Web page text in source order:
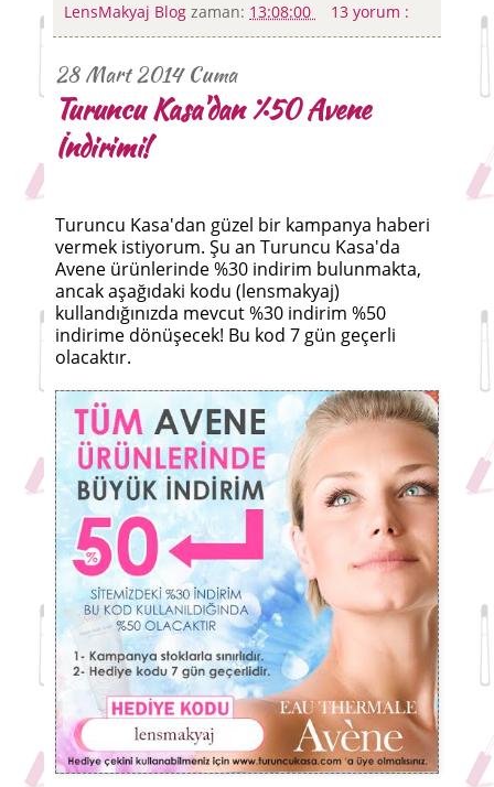
LensMakyaj Blog zaman: 13:08:00 13 yorum :
28 Mart 2014 Cuma
Turuncu Kasa'dan %50 Avene
İndirimi!
Turuncu Kasa'dan güzel bir kampanya haberi
vermek istiyorum. Şu an Turuncu Kasa'da
Avene ürünlerinde %30 indirim bulunmakta,
ancak aşağıdaki kodu (lensmakyaj)
kullandığınızda mevcut %30 indirim %50
indirime dönüşecek! Bu kod 7 gün geçerli
olacaktır.